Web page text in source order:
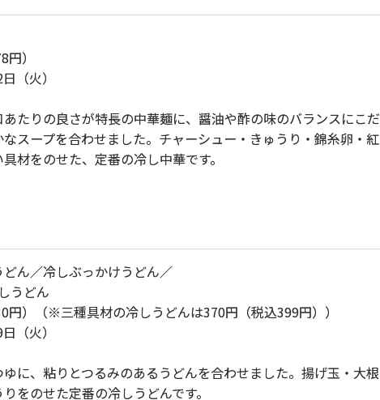
）
（火）
あたりの良さが特長の中華麺に、醤油や酢の味のバランスにこだ
スープを合わせました。チャーシュー・きゅうり・錦糸卵・紅
材をのせた、定番の冷し中華です。
どん／冷しぶっかけうどん／
どん
円）（※三種具材の冷しうどんは370円（税込399円））
（火）
ゆに、粘りとつるみのあるうどんを合わせました。揚げ玉・大根
をのせた定番の冷しうどんです。